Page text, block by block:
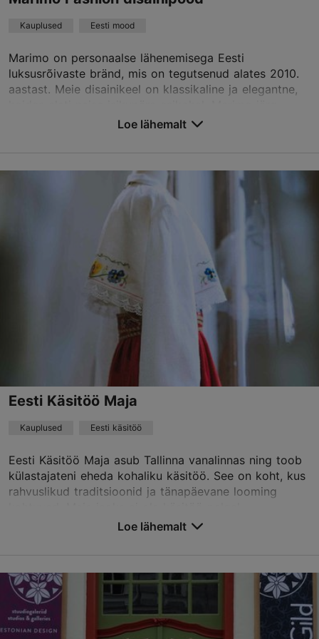
Kauplused Eesti mood
Marimo on personaalse lähenemisega Eesti
luksusrõivaste bränd, mis on tegutsenud alates 2010.
aastast. Meie disainikeel on klassikaline ja elegantne,
Väike-Karja tn 5, Tallinn
N 11:00–17:00
Loe lähemalt
info@marimofashion.com
+372 522 6642
Loe lähemalt
Eesti Käsitöö Maja
Kauplused Eesti käsitöö
Eesti Käsitöö Maja asub Tallinna vanalinnas ning toob
külastajateni eheda kohaliku käsitöö. See on koht, kus
rahvuslikud traditsioonid ja tänapäevane looming
Pühavaimu tn 7, Tallinn
Vanalinn
01.05–31.12
Loe lähemalt